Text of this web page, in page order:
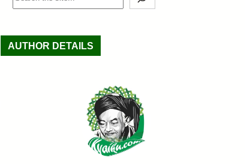
e
r
c
AUTHOR DETAILS